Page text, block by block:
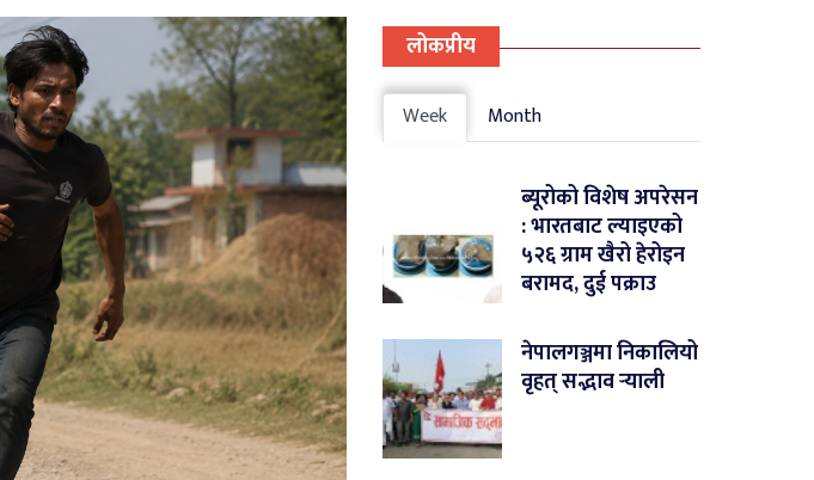
लोकप्रीय
Week Month
ब्यूरोको विशेष अपरेसन
: भारतबाट ल्याइएको
५२६ ग्राम खैरो हेरोइन
बरामद, दुई पक्राउ
नेपालगञ्जमा निकालियो
वृहत् सद्भाव र्‍याली